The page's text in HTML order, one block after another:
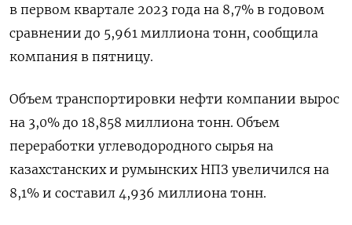
в первом квартале 2023 года на 8,7% в годовом
сравнении до 5,961 миллиона тонн, сообщила
компания в пятницу.
Объем транспортировки нефти компании вырос
на 3,0% до 18,858 миллиона тонн. Объем
переработки углеводородного сырья на
казахстанских и румынских НПЗ увеличился на
8,1% и составил 4,936 миллиона тонн.